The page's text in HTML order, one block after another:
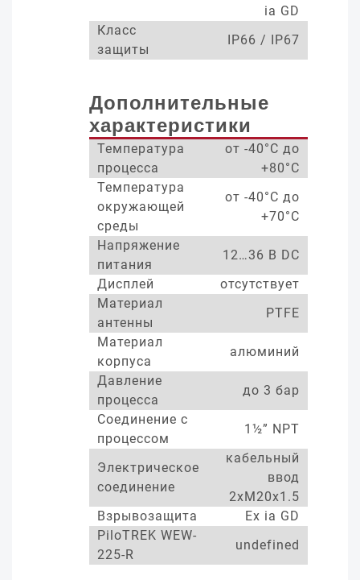
ia GD
Класс
защиты
IP66 / IP67
Дополнительные
характеристики
Температура
процесса
от -40°С до
+80°С
Температура
окружающей
среды
от -40°С до
+70°С
Напряжение
питания
12…36 В DC
Дисплей
отсутствует
Материал
антенны
PTFE
Материал
корпуса
алюминий
Давление
процесса
до 3 бар
Соединение с
процессом
1½” NPT
Электрическое
соединение
кабельный
ввод
2xM20x1.5
Взрывозащита
Ex ia GD
PiloTREK WEW-
225-R
undefined